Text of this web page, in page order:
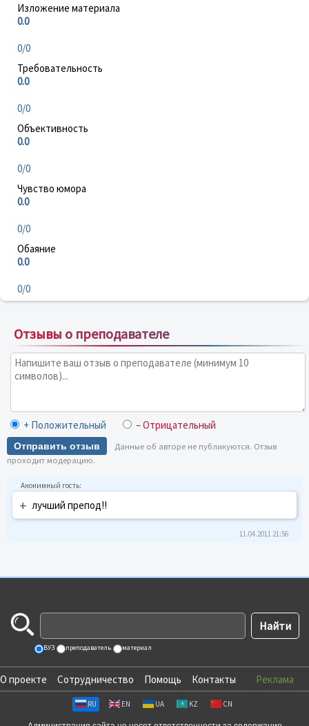
Изложение материала
0.0
0/0
Требовательность
0.0
0/0
Объективность
0.0
0/0
Чувство юмора
0.0
0/0
Обаяние
0.0
0/0
Отзывы о преподавателе
+ Положительный – Отрицательный
Отправить отзыв
Данные об авторе не публикуются. Отзыв
проходит модерацию.
+ лучший препод!!
11.04.2011 21:56
ВУЗ преподаватель материал
О проекте Сотрудничество Помощь Контакты Реклама
RU EN UA KZ CN